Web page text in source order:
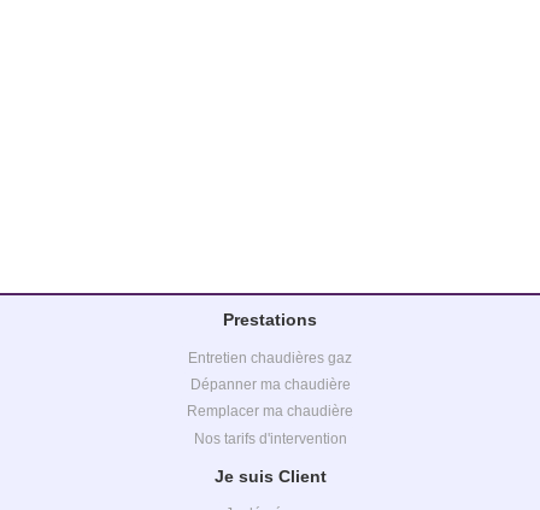
Prestations
Entretien chaudières gaz
Dépanner ma chaudière
Remplacer ma chaudière
Nos tarifs d'intervention
Je suis Client